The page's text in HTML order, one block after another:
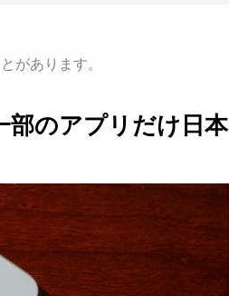
があります。
部のアプリだけ日本